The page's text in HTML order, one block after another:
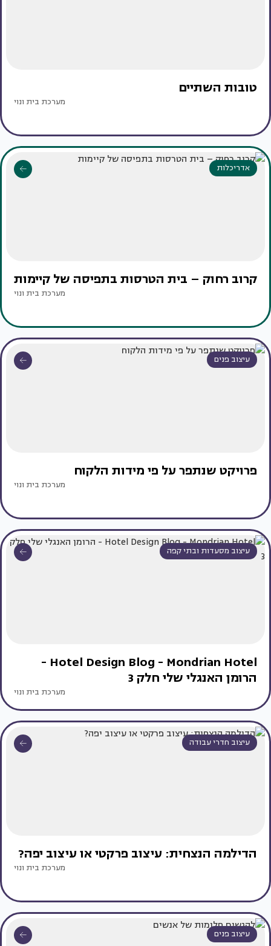
טובות השתיים
מערכת בית ונוי
אדריכלות
קרוב רחוק – בית הטרסות בתפיסה של קיימות
מערכת בית ונוי
עיצוב פנים
פרויקט שנתפר על פי מידות הלקוח
מערכת בית ונוי
עיצוב מסעדות ובתי קפה
Hotel Design Blog - Mondrian Hotel -
הרומן האנגלי שלי חלק 3
מערכת בית ונוי
עיצוב חדרי עבודה
הדילמה הנצחית: עיצוב פרקטי או עיצוב יפה?
מערכת בית ונוי
עיצוב פנים